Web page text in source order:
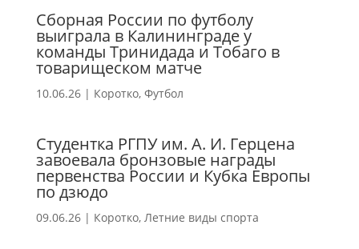
Сборная России по футболу
выиграла в Калининграде у
команды Тринидада и Тобаго в
товарищеском матче
10.06.26| Коротко, Футбол
Студентка РГПУ им. А. И. Герцена
завоевала бронзовые награды
первенства России и Кубка Европы
по дзюдо
09.06.26| Коротко, Летние виды спорта